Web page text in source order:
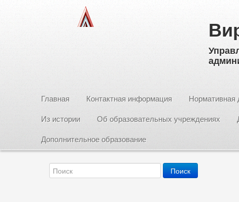
Главная Контактная информация Нормативная
Из истории Об образовательных учреждениях
Дополнительное образование